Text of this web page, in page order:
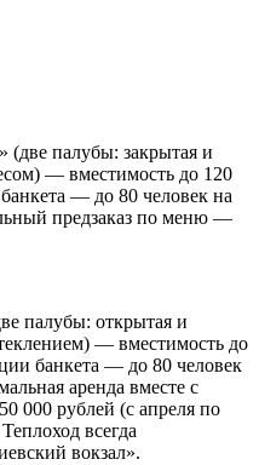
» (две палубы: закрытая и
— вместимость до 120
— до 80 человек на
предзаказ по меню —
палубы: открытая и
— вместимость до
банкета — до 80 человек
аренда вместе с
000 рублей (с апреля по
всегда
вокзал».